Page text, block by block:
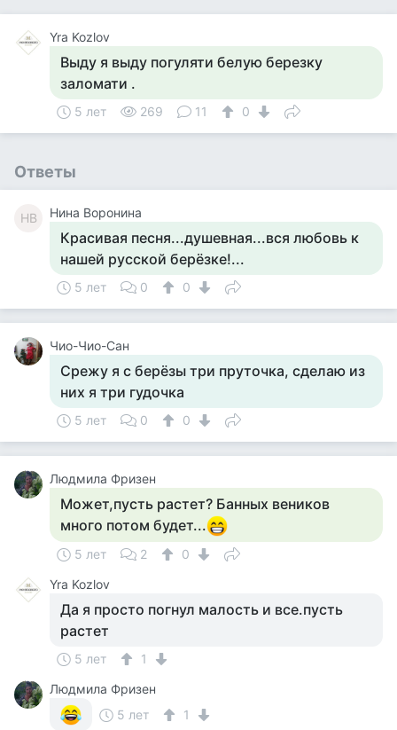
Yra Kozlov
Выду я выду погуляти белую березку
заломати .
5 лет 269 11 0
Ответы
НВ Нина Воронина
Красивая песня...душевная...вся любовь к
нашей русской берёзке!...
5 лет 0 0
Чио-Чио-Сан
Срежу я с берёзы три пруточка, сделаю из
них я три гудочка
5 лет 0 0
Людмила Фризен
Может,пусть растет? Банных веников
много потом будет...
5 лет 2
0
Yra Kozlov
Да я просто погнул малость и все.пусть
растет
5 лет
1
Людмила Фризен
5 лет
1